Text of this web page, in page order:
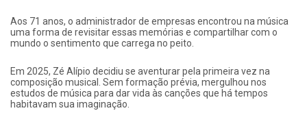
Aos 71 anos, o administrador de empresas encontrou na música
uma forma de revisitar essas memórias e compartilhar com o
mundo o sentimento que carrega no peito.
Em 2025, Zé Alípio decidiu se aventurar pela primeira vez na
composição musical. Sem formação prévia, mergulhou nos
estudos de música para dar vida às canções que há tempos
habitavam sua imaginação.